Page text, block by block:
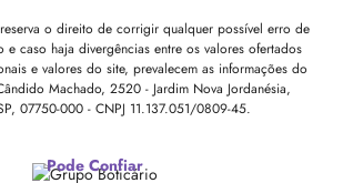
o direito de corrigir qualquer possível erro de
caso haja divergências entre os valores ofertados
e valores do site, prevalecem as informações do
Machado, 2520 - Jardim Nova Jordanésia,
07750-000 - CNPJ 11.137.051/0809-45.
Pode Confiar